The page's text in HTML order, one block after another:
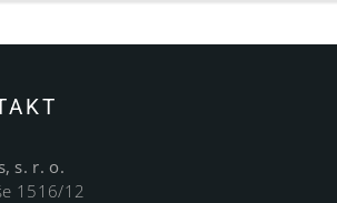
s. r. o.
1516/12